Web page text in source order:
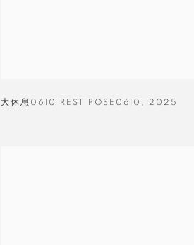
大休息0610 REST POSE0610 2025